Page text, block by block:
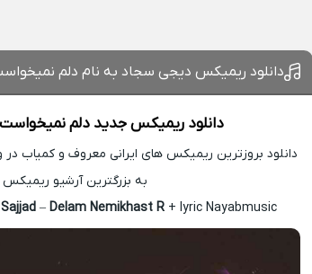
دانلود ریمیکس دیجی سجاد به نام دلم
دانلود ریمیکس جدید دلم نمیخواست
دانلود بروزترین ریمیکس های ایرانی معروف و کمیاب
به بزرگترین آرشیو ریمیکس
– Delam Nemikhast R+ lyric Nayabmusic